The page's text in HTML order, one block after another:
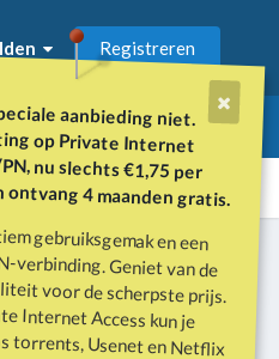
aanbieding niet.
op Private Internet
nu slechts €1,75 per
ontvang 4 maanden gratis.
gebruiksgemak en een
verbinding. Geniet van de
voor de scherpste prijs.
Internet Access kun je
torrents, Usenet en Netflix
En geld-terug-garantie van
dus je kunt het risicovrij
Registreren
Alle activiteit